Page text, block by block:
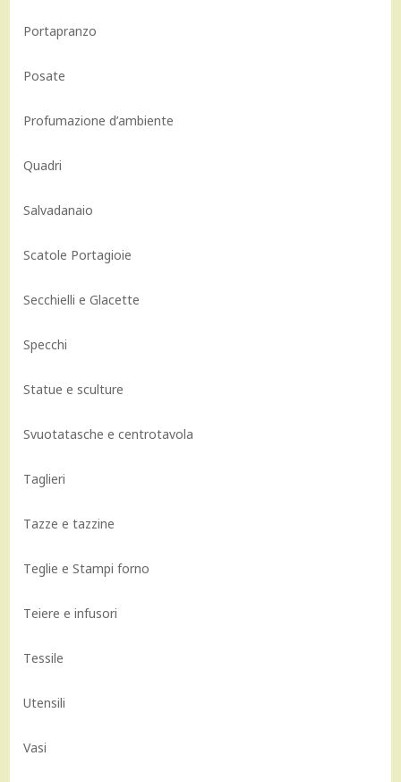
Portapranzo
Posate
Profumazione d’ambiente
Quadri
Salvadanaio
Scatole Portagioie
Secchielli e Glacette
Specchi
Statue e sculture
Svuotatasche e centrotavola
Taglieri
Tazze e tazzine
Teglie e Stampi forno
Teiere e infusori
Tessile
Utensili
Vasi